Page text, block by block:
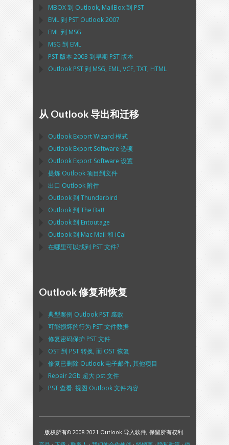
MBOX到 Outlook, MailBox到 PST
EML到 PST Outlook2007
EML到 MSG
MSG 到 EML
PST 版本 2003 到早期 PST 版本
Outlook PST到 MSG, EML, VCF, TXT, HTML
从 Outlook 导出和迁移
Outlook Export Wizard 模式
Outlook Export Software 选项
Outlook Export Software 设置
提炼 Outlook项目到文件
出口 Outlook附件
Outlook到 Thunderbird
Outlook到 The Bat!
Outlook到 Entoutage
Outlook到 Mac Mail 和 iCal
在哪里可以找到 PST文件?
Outlook 修复和恢复
典型案例 Outlook PST 腐败
可能损坏的行为 PST文件数据
修复密码保护 PST文件
OST到 PST转换, 而 OST恢复
修复已删除 Outlook 电子邮件, 其他项目
Repair2Gb 超大 pst文件
PST查看. 视图 Outlook文件内容
版权所有© 2008-2021 Outlook 导入软件, 保留所有权利.